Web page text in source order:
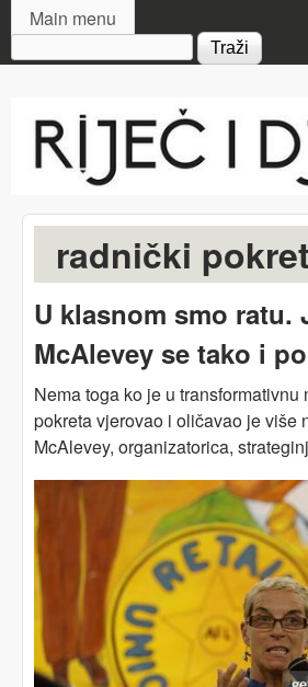
MAIN MENU
Main menu
Search form
i djelo
radnički pokret
U klasnom smo ratu.
McAlevey se tako i
Nema toga ko je u transformativnu
pokreta vjerovao i oličavao je više
McAlevey, organizatorica,